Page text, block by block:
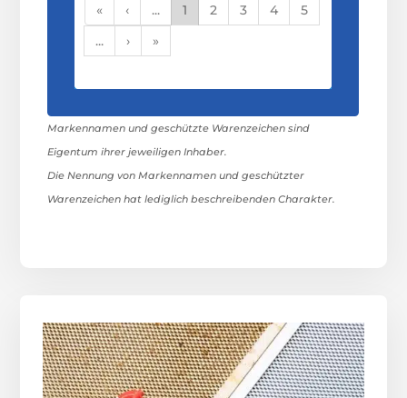
« ‹ ... 1 2 3 4
5
...
› »
Markennamen und geschützte Warenzeichen sind
Eigentum ihrer jeweiligen Inhaber.
Die Nennung von Markennamen und geschützter
Warenzeichen hat lediglich beschreibenden Charakter.